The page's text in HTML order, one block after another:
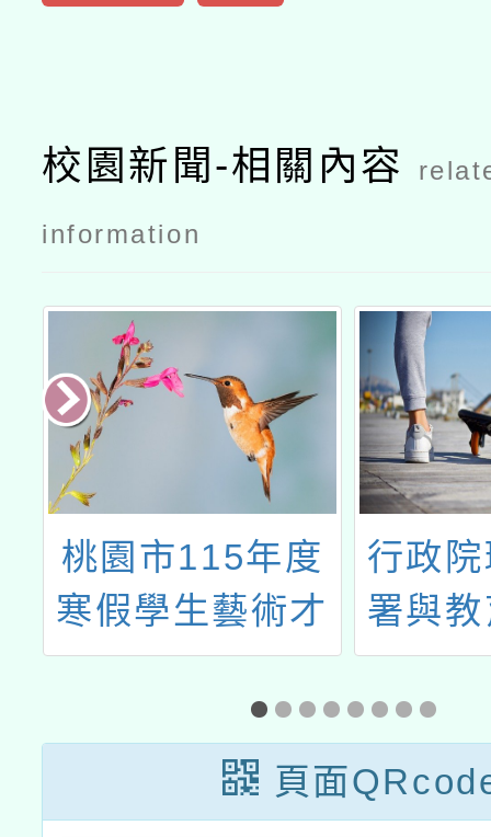
校園新聞-相關內容
information
桃園市115年度
寒假學生藝術才
能潛能營」招生
行政
署與
之「
地圖
頁面